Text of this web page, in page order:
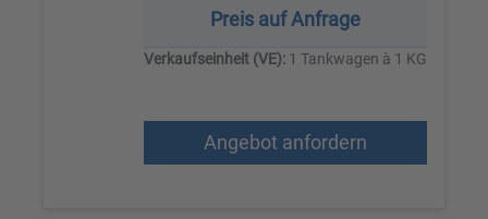
Preis auf Anfrage
Verkaufseinheit (VE): 1 Tankwagen à 1 KG
Angebot anfordern